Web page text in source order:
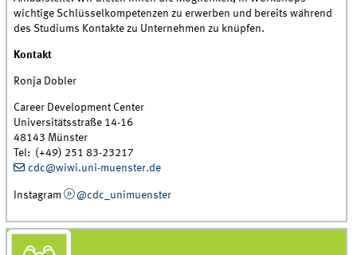
wichtige Schlüsselkompetenzen zu erwerben und bereits während
des Studiums Kontakte zu Unternehmen zu knüpfen.
Kontakt
Ronja Dobler
Career Development Center
Universitätsstraße 14-16
48143 Münster
Tel: (+49) 251 83-23217
cdc@wiwi.uni-muenster.de
Instagram @cdc_unimuenster